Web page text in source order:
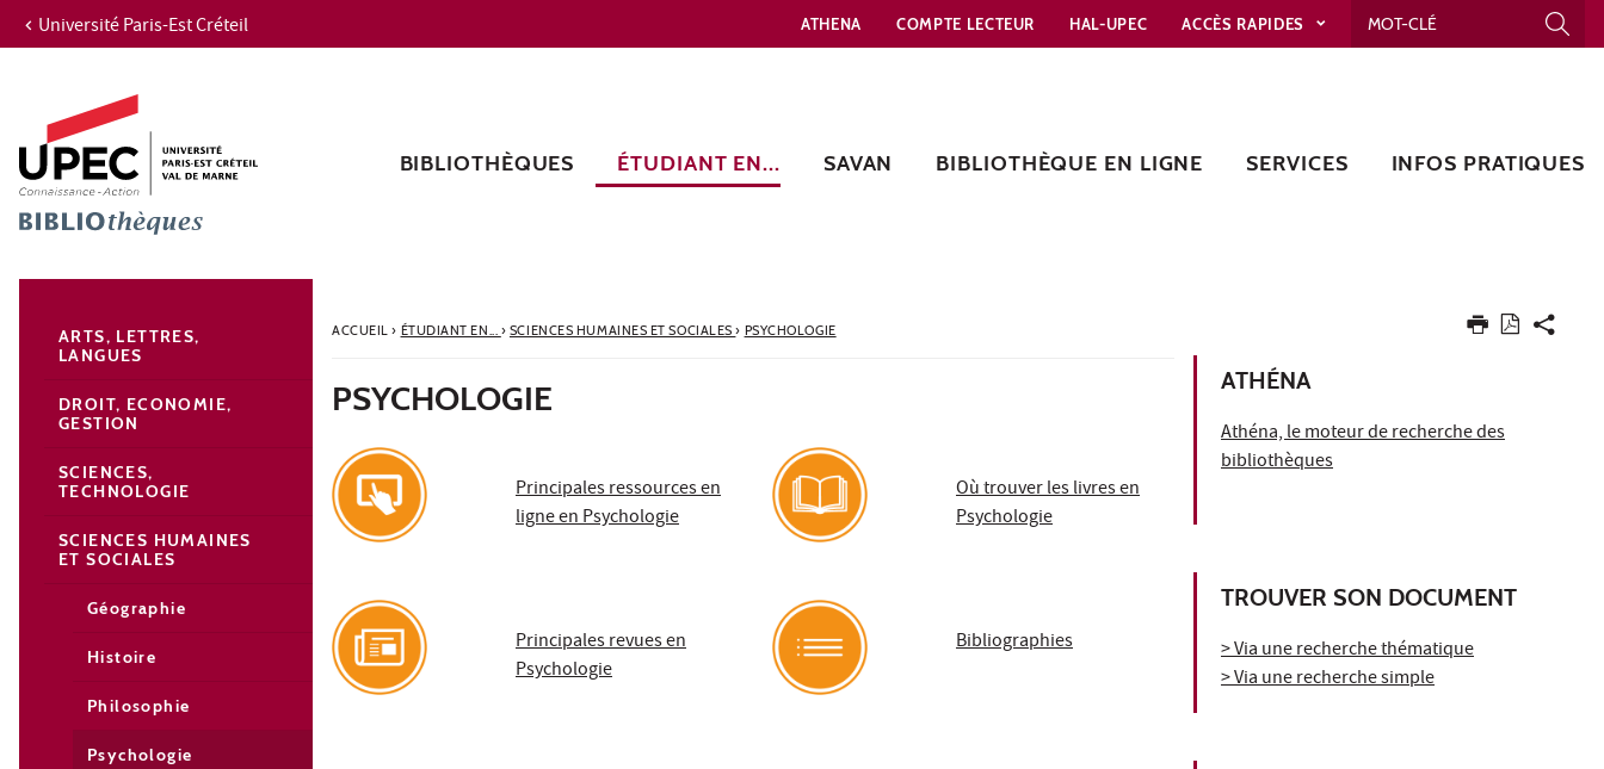
Aller au contenu
Recherche
Navigation secondaire
Université Paris-Est Créteil ATHENA COMPTE LECTEUR HAL-UPEC ACCÈS RAPIDES
BIBLIOTHÈQUES ÉTUDIANT EN... SAVAN BIBLIOTHÈQUE EN LIGNE SERVICES INFOS PRATIQUES
ACCUEIL› ÉTUDIANT EN... › SCIENCES HUMAINES ET SOCIALES› PSYCHOLOGIE
PSYCHOLOGIE
Principales ressources en
ligne en Psychologie
Où trouver les livres en
Psychologie
Principales revues en
Psychologie
Bibliographies
ATHÉNA
Athéna, le moteur de recherche des
bibliothèques
TROUVER SON DOCUMENT
> Via une recherche thématique
> Via une recherche simple
ARTS, LETTRES,
LANGUES
DROIT, ECONOMIE,
GESTION
SCIENCES,
TECHNOLOGIE
SCIENCES HUMAINES
ET SOCIALES
Géographie
Histoire
Philosophie
Psychologie